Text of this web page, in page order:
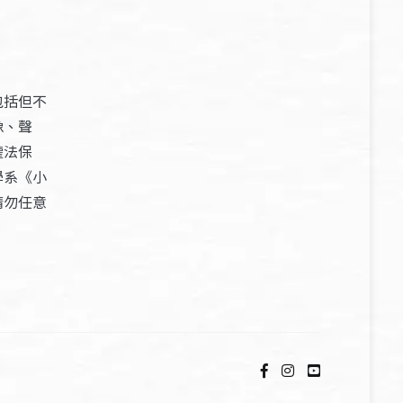
但不
聲
保
《小
任意